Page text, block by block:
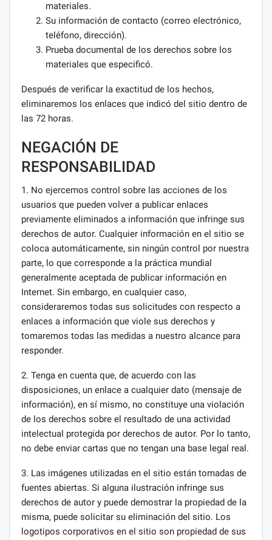
materiales.
Su información de contacto (correo electrónico,
teléfono, dirección).
Prueba documental de los derechos sobre los
materiales que especificó.
Después de verificar la exactitud de los hechos,
eliminaremos los enlaces que indicó del sitio dentro de
las 72 horas.
NEGACIÓN DE
RESPONSABILIDAD
1. No ejercemos control sobre las acciones de los
usuarios que pueden volver a publicar enlaces
previamente eliminados a información que infringe sus
derechos de autor. Cualquier información en el sitio se
coloca automáticamente, sin ningún control por nuestra
parte, lo que corresponde a la práctica mundial
generalmente aceptada de publicar información en
Internet. Sin embargo, en cualquier caso,
consideraremos todas sus solicitudes con respecto a
enlaces a información que viole sus derechos y
tomaremos todas las medidas a nuestro alcance para
responder.
2. Tenga en cuenta que, de acuerdo con las
disposiciones, un enlace a cualquier dato (mensaje de
información), en sí mismo, no constituye una violación
de los derechos sobre el resultado de una actividad
intelectual protegida por derechos de autor. Por lo tanto,
no debe enviar cartas que no tengan una base legal real.
3. Las imágenes utilizadas en el sitio están tomadas de
fuentes abiertas. Si alguna ilustración infringe sus
derechos de autor y puede demostrar la propiedad de la
misma, puede solicitar su eliminación del sitio. Los
logotipos corporativos en el sitio son propiedad de sus